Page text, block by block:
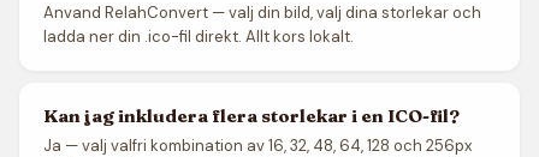
Anvand RelahConvert — valj din bild, valj dina storlekar och
ladda ner din .ico-fil direkt. Allt kors lokalt.
Kan jag inkludera flera storlekar i en ICO-fil?
Ja — valj valfri kombination av 16, 32, 48, 64, 128 och 256px